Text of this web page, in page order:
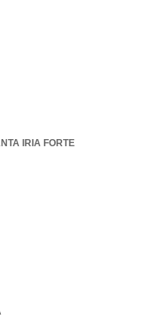
IRIA FORTE